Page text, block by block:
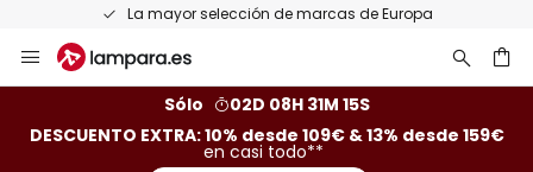
La mayor selección de marcas de Europa
al
Sólo
02D 08H 31M 15S
DESCUENTO EXTRA: 10% desde 109€ & 13% desde 159€
en casi todo**